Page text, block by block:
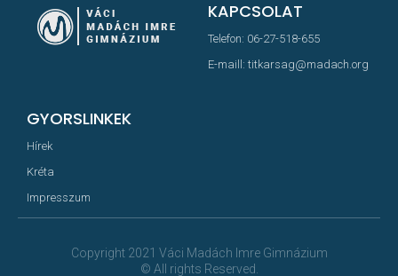
KAPCSOLAT
Telefon: 06-27-518-655
E-maill: titkarsag@madach.org
GYORSLINKEK
Hírek
Kréta
Impresszum
Copyright 2021 Váci Madách Imre Gimnázium
© All rights Reserved.